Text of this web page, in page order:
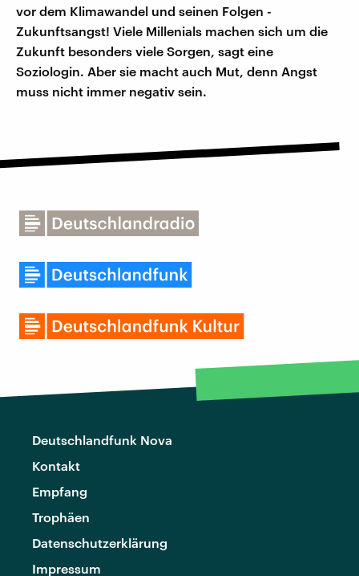
vor dem Klimawandel und seinen Folgen -
Zukunftsangst! Viele Millenials machen sich um die
Zukunft besonders viele Sorgen, sagt eine
Soziologin. Aber sie macht auch Mut, denn Angst
muss nicht immer negativ sein.
Deutschlandfunk Nova
Kontakt
Empfang
Trophäen
Datenschutzerklärung
Impressum